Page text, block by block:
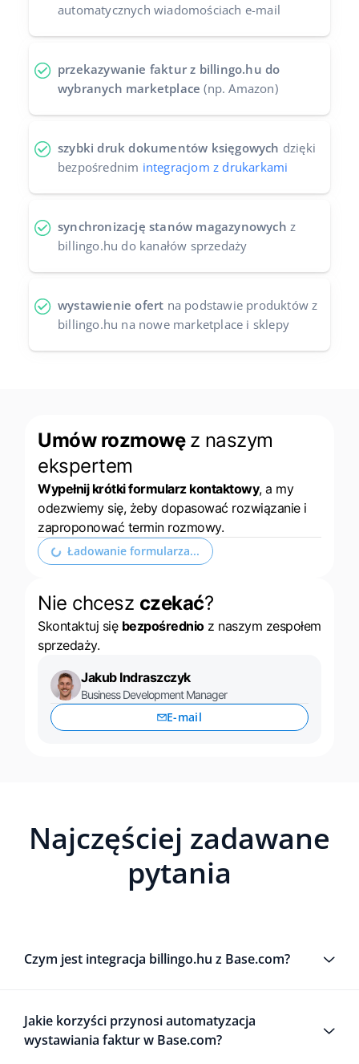
automatycznych wiadomościach e-mail
przekazywanie faktur z billingo.hu do
wybranych marketplace (np. Amazon)
szybki druk dokumentów księgowych dzięki
bezpośrednim integracjom z drukarkami
synchronizację stanów magazynowych z
billingo.hu do kanałów sprzedaży
wystawienie ofert na podstawie produktów z
billingo.hu na nowe marketplace i sklepy
Umów rozmowę z naszym
ekspertem
Wypełnij krótki formularz kontaktowy, a my
odezwiemy się, żeby dopasować rozwiązanie i
zaproponować termin rozmowy.
Ładowanie formularza...
Nie chcesz czekać?
Skontaktuj się bezpośrednioz naszym zespołem
sprzedaży.
Jakub Indraszczyk
Business Development Manager
E-mail
Najczęściej zadawane
pytania
Czym jest integracja billingo.hu z Base.com?
Jakie korzyści przynosi automatyzacja
wystawiania faktur w Base.com?